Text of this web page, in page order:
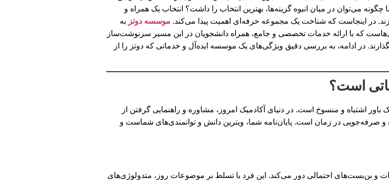
می‌توان در میان انبوه گزینه‌ها، بهترین انتخاب را داشت؟ انتخاب یک همراه و
در اینجاست که شناخت یک مجموعه حرفه‌ای اهمیت پیدا می‌کند. موسسه دوتز به
که با ارائه خدمات تخصصی و جامع، همراه دانشجویان در این مسیر سرنوشت‌ساز
در ادامه، به بررسی دقیق ویژگی‌های یک موسسه ایده‌آل و خدماتی که دوتز را از
است؟
اشتباه و منسوخ است. در دنیای آکادمیک امروز، مشاوره و راهنمایی گرفتن از
صرفه‌جویی در زمان است. پایان‌نامه شما، ویترین دانش و توانمندی‌های شماست و
و بن‌بست‌های احتمالی دور می‌کند. این فرد با تسلط بر موضوعات روز، متدولوژی‌های